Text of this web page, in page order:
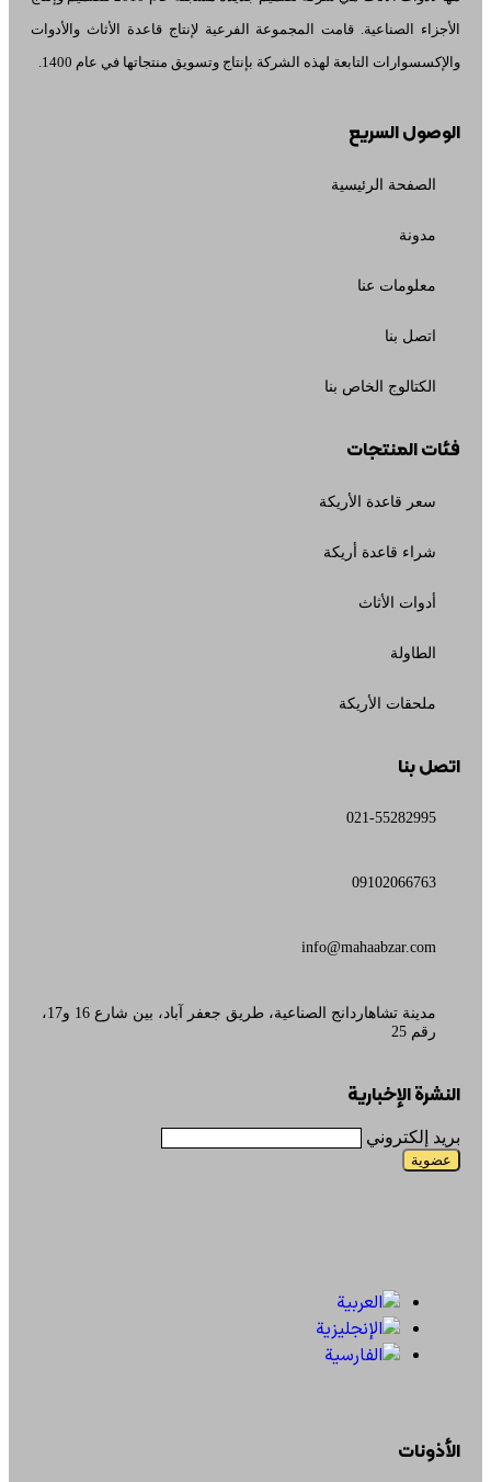
الأجزاء الصناعية. قامت المجموعة الفرعية لإنتاج قاعدة الأثاث والأدوات
والإكسسوارات التابعة لهذه الشركة بإنتاج وتسويق منتجاتها في عام 1400.
الوصول السريع
الصفحة الرئيسية
مدونة
معلومات عنا
اتصل بنا
الكتالوج الخاص بنا
فئات المنتجات
سعر قاعدة الأريكة
شراء قاعدة أريكة
أدوات الأثاث
الطاولة
ملحقات الأريكة
اتصل بنا
021-55282995
09102066763
info@mahaabzar.com
مدينة تشاهاردانج الصناعية، طريق جعفر آباد، بين شارع 16 و17،
رقم 25
النشرة الإخبارية
بريد إلكتروني
الأذونات